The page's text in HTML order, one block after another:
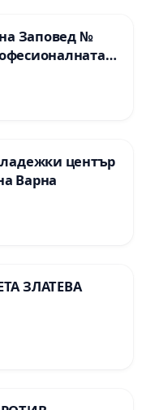
Заповед №
в
по икономика и
център
Варна
ЗЛАТЕВА